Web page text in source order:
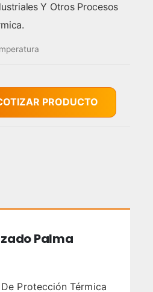
Y Otros Procesos
PRODUCTO
Palma
Protección Térmica